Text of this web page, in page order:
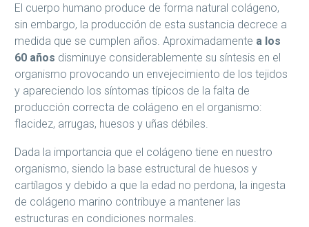
El cuerpo humano produce de forma natural colágeno,
sin embargo, la producción de esta sustancia decrece a
medida que se cumplen años. Aproximadamente a los
60 años disminuye considerablemente su síntesis en el
organismo provocando un envejecimiento de los tejidos
y apareciendo los síntomas típicos de la falta de
producción correcta de colágeno en el organismo:
flacidez, arrugas, huesos y uñas débiles.
Dada la importancia que el colágeno tiene en nuestro
organismo, siendo la base estructural de huesos y
cartílagos y debido a que la edad no perdona, la ingesta
de colágeno marino contribuye a mantener las
estructuras en condiciones normales.